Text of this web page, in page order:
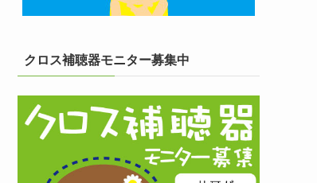
クロス補聴器モニター募集中